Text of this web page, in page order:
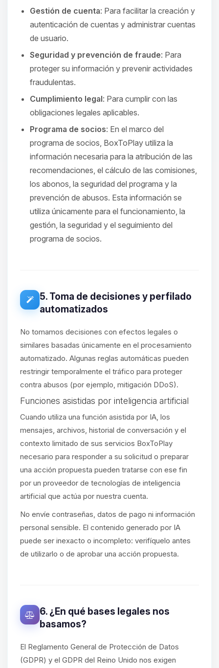
Gestión de cuenta: Para facilitar la creación y
autenticación de cuentas y administrar cuentas
de usuario.
Seguridad y prevención de fraude: Para
proteger su información y prevenir actividades
fraudulentas.
Cumplimiento legal: Para cumplir con las
obligaciones legales aplicables.
Programa de socios: En el marco del
programa de socios, BoxToPlay utiliza la
información necesaria para la atribución de las
recomendaciones, el cálculo de las comisiones,
los abonos, la seguridad del programa y la
prevención de abusos. Esta información se
utiliza únicamente para el funcionamiento, la
gestión, la seguridad y el seguimiento del
programa de socios.
5. Toma de decisiones y perfilado
automatizados
No tomamos decisiones con efectos legales o
similares basadas únicamente en el procesamiento
automatizado. Algunas reglas automáticas pueden
restringir temporalmente el tráfico para proteger
contra abusos (por ejemplo, mitigación DDoS).
Funciones asistidas por inteligencia artificial
Cuando utiliza una función asistida por IA, los
mensajes, archivos, historial de conversación y el
contexto limitado de sus servicios BoxToPlay
necesario para responder a su solicitud o preparar
una acción propuesta pueden tratarse con ese fin
por un proveedor de tecnologías de inteligencia
artificial que actúa por nuestra cuenta.
No envíe contraseñas, datos de pago ni información
personal sensible. El contenido generado por IA
puede ser inexacto o incompleto: verifíquelo antes
de utilizarlo o de aprobar una acción propuesta.
6. ¿En qué bases legales nos
basamos?
El Reglamento General de Protección de Datos
(GDPR) y el GDPR del Reino Unido nos exigen